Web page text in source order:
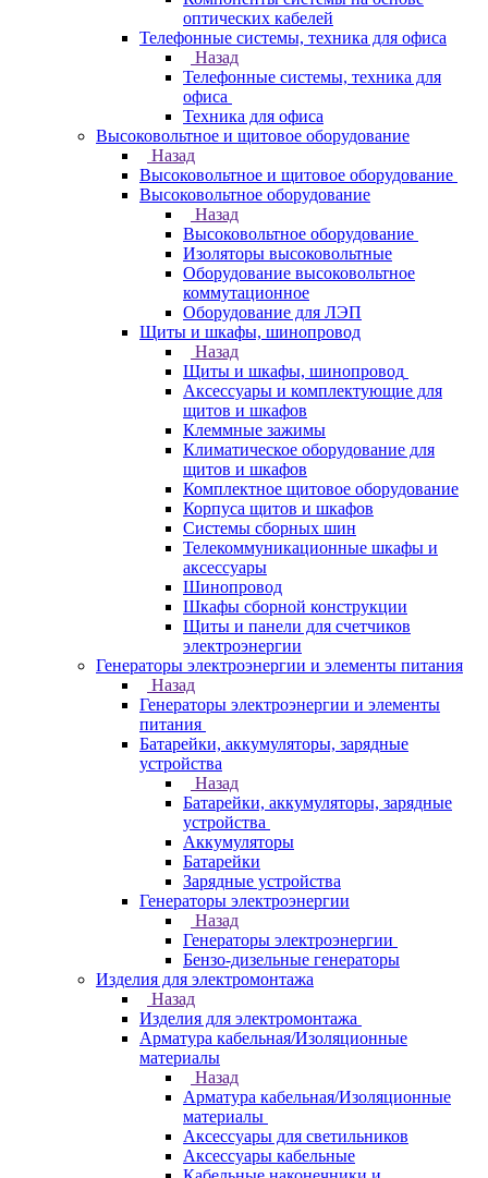
оптических кабелей
Телефонные системы, техника для офиса
Назад
Телефонные системы, техника для
офиса
Техника для офиса
Высоковольтное и щитовое оборудование
Назад
Высоковольтное и щитовое оборудование
Высоковольтное оборудование
Назад
Высоковольтное оборудование
Изоляторы высоковольтные
Оборудование высоковольтное
коммутационное
Оборудование для ЛЭП
Щиты и шкафы, шинопровод
Назад
Щиты и шкафы, шинопровод
Аксессуары и комплектующие для
щитов и шкафов
Клеммные зажимы
Климатическое оборудование для
щитов и шкафов
Комплектное щитовое оборудование
Корпуса щитов и шкафов
Системы сборных шин
Телекоммуникационные шкафы и
аксессуары
Шинопровод
Шкафы сборной конструкции
Щиты и панели для счетчиков
электроэнергии
Генераторы электроэнергии и элементы питания
Назад
Генераторы электроэнергии и элементы
питания
Батарейки, аккумуляторы, зарядные
устройства
Назад
Батарейки, аккумуляторы, зарядные
устройства
Аккумуляторы
Батарейки
Зарядные устройства
Генераторы электроэнергии
Назад
Генераторы электроэнергии
Бензо-дизельные генераторы
Изделия для электромонтажа
Назад
Изделия для электромонтажа
Арматура кабельная/Изоляционные
материалы
Назад
Арматура кабельная/Изоляционные
материалы
Аксессуары для светильников
Аксессуары кабельные